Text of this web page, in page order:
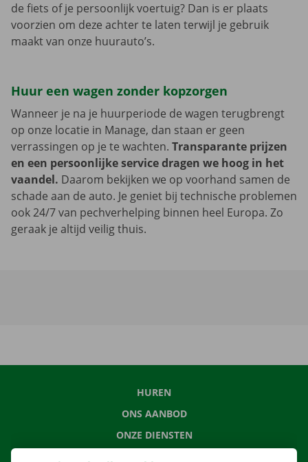
de fiets of je persoonlijk voertuig? Dan is er plaats
voorzien om deze achter te laten terwijl je gebruik
maakt van onze huurauto’s.
Huur een wagen zonder kopzorgen
Wanneer je na je huurperiode de wagen terugbrengt
op onze locatie in Manage, dan staan er geen
verrassingen op je te wachten. Transparante prijzen
en een persoonlijke service dragen we hoog in het
vaandel. Daarom bekijken we op voorhand samen de
schade aan de auto. Je geniet bij technische problemen
ook 24/7 van pechverhelping binnen heel Europa. Zo
geraak je altijd veilig thuis.
HUREN
ONS AANBOD
ONZE DIENSTEN